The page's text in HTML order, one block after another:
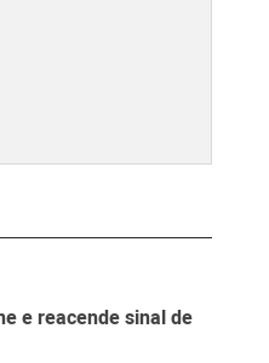
e reacende sinal de